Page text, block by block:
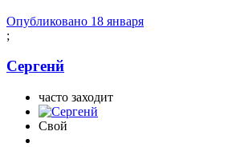
Опубликовано 18 января
;
Сергенй
часто заходит
Свой